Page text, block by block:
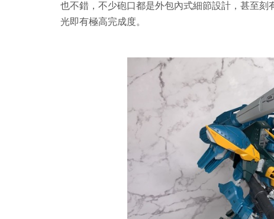
也不錯，不少砲口都是外包內式細節設計，甚至
光即有極高完成度。